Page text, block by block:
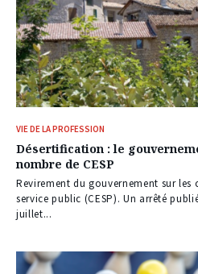
VIE DE LA PROFESSION
Désertification : le
nombre de CESP
Revirement du gouvernement sur les
service public (CESP). Un arrêté
juillet...